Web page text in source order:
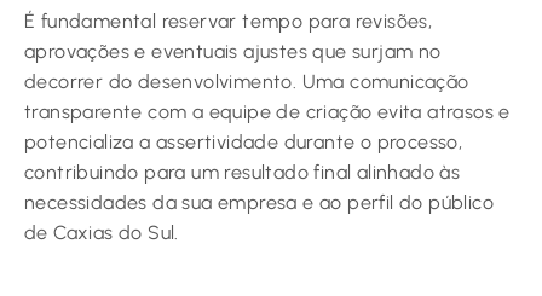
É fundamental reservar tempo para revisões,
aprovações e eventuais ajustes que surjam no
decorrer do desenvolvimento. Uma comunicação
transparente com a equipe de criação evita atrasos e
potencializa a assertividade durante o processo,
contribuindo para um resultado final alinhado às
necessidades da sua empresa e ao perfil do público
de Caxias do Sul.